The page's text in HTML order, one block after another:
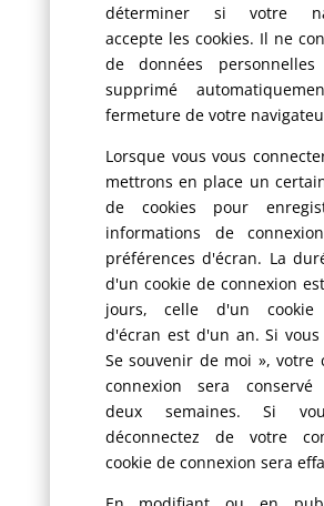
déterminer si votre
accepte les cookies. Il ne
de données
supprimé
fermeture de votre
Lorsque vous vous
mettrons en place un
de cookies pour
informations de
préférences d'écran. La
d'un cookie de connexion
jours, celle d'un cookie
d'écran est d'un an. Si vous
Se souvenir de moi », votre
connexion sera conservé
deux semaines. Si
déconnectez de votre
cookie de connexion sera